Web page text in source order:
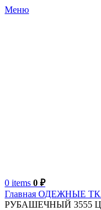
Меню
0 items 0 ₽
Главная ОДЕЖНЫЕ
РУБАШЕЧНЫЙ 3555